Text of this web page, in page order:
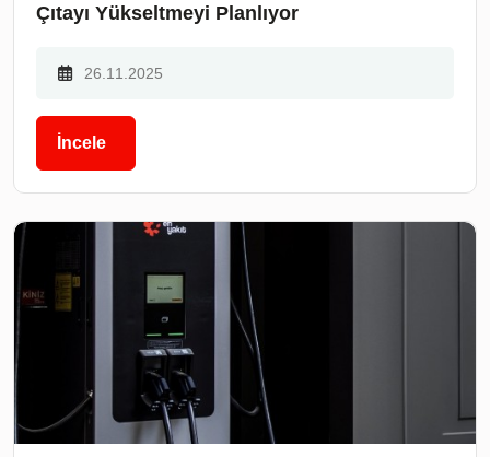
Çıtayı Yükseltmeyi Planlıyor
26.11.2025
İncele